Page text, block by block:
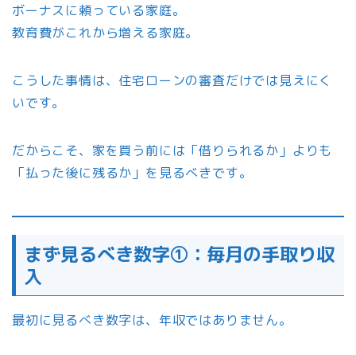
ボーナスに頼っている家庭。
教育費がこれから増える家庭。
こうした事情は、住宅ローンの審査だけでは見えにく
いです。
だからこそ、家を買う前には「借りられるか」よりも
「払った後に残るか」を見るべきです。
まず見るべき数字①：毎月の手取り収
入
最初に見るべき数字は、年収ではありません。